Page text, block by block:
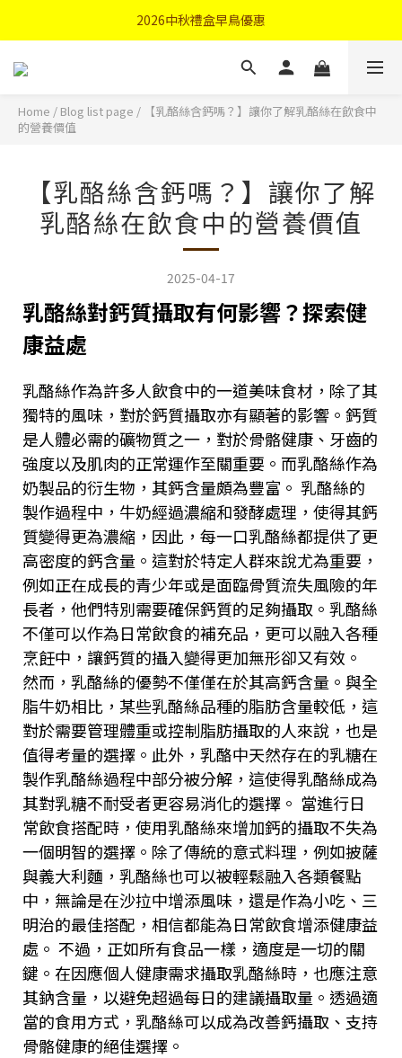
首購優惠輸入"N50"現折50元
2026中秋禮盒早鳥優惠
首購優惠輸入"N50"現折50元
Home / Blog list page /
【乳酪絲含鈣嗎？】讓你了解乳酪絲在飲食中
的營養價值
【乳酪絲含鈣嗎？】讓你了解
乳酪絲在飲食中的營養價值
2025-04-17
乳酪絲對鈣質攝取有何影響？探索健
康益處
乳酪絲作為許多人飲食中的一道美味食材，除了其
獨特的風味，對於鈣質攝取亦有顯著的影響。鈣質
是人體必需的礦物質之一，對於骨骼健康、牙齒的
強度以及肌肉的正常運作至關重要。而乳酪絲作為
奶製品的衍生物，其鈣含量頗為豐富。 乳酪絲的
製作過程中，牛奶經過濃縮和發酵處理，使得其鈣
質變得更為濃縮，因此，每一口乳酪絲都提供了更
高密度的鈣含量。這對於特定人群來說尤為重要，
例如正在成長的青少年或是面臨骨質流失風險的年
長者，他們特別需要確保鈣質的足夠攝取。乳酪絲
不僅可以作為日常飲食的補充品，更可以融入各種
烹飪中，讓鈣質的攝入變得更加無形卻又有效。
然而，乳酪絲的優勢不僅僅在於其高鈣含量。與全
脂牛奶相比，某些乳酪絲品種的脂肪含量較低，這
對於需要管理體重或控制脂肪攝取的人來說，也是
值得考量的選擇。此外，乳酪中天然存在的乳糖在
製作乳酪絲過程中部分被分解，這使得乳酪絲成為
其對乳糖不耐受者更容易消化的選擇。 當進行日
常飲食搭配時，使用乳酪絲來增加鈣的攝取不失為
一個明智的選擇。除了傳統的意式料理，例如披薩
與義大利麵，乳酪絲也可以被輕鬆融入各類餐點
中，無論是在沙拉中增添風味，還是作為小吃、三
明治的最佳搭配，相信都能為日常飲食增添健康益
處。 不過，正如所有食品一樣，適度是一切的關
鍵。在因應個人健康需求攝取乳酪絲時，也應注意
其鈉含量，以避免超過每日的建議攝取量。透過適
當的食用方式，乳酪絲可以成為改善鈣攝取、支持
骨骼健康的絕佳選擇。